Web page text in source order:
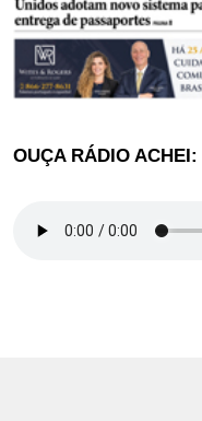
OUÇA RÁDIO ACHEI: